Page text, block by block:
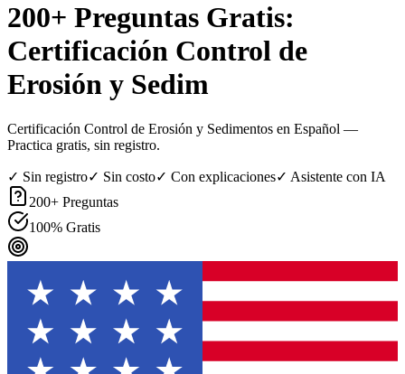
200+ Preguntas Gratis:
Certificación Control de
Erosión y Sedim
Certificación Control de Erosión y Sedimentos en Español —
Practica gratis, sin registro.
✓ Sin registro✓ Sin costo✓ Con explicaciones✓ Asistente con IA
200+ Preguntas
100% Gratis